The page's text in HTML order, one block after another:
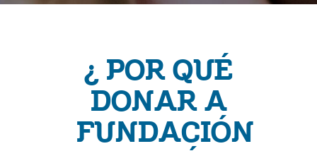
¿ POR QUÉ
DONAR A
FUNDACIÓN